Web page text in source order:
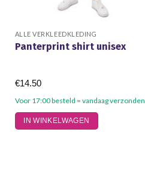
ALLE VERKLEEDKLEDING
Panterprint shirt unisex
Voor 17:00 besteld = vandaag verzonden
€14.50
IN WINKELWAGEN
Dit
product